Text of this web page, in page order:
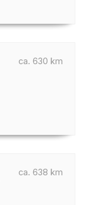
ca. 630 km
ca. 638 km